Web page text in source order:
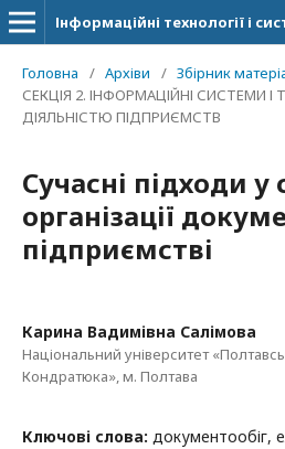
Головна / Архіви / Збірник
СЕКЦІЯ 2. ІНФОРМАЦІЙНІ СИСТЕМИ І
ДІЯЛЬНІСТЮ ПІДПРИЄМСТВ
Сучасні підходи у
організації
підприємстві
Карина Вадимівна Салімова
Національний університет
Кондратюка», м. Полтава
Ключові слова: документообіг,